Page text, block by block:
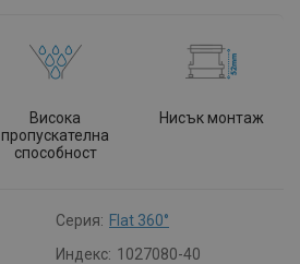
Висока
пропускателна
способност
Нисък монтаж
Серия: Flat 360°
Индекс: 1027080-40